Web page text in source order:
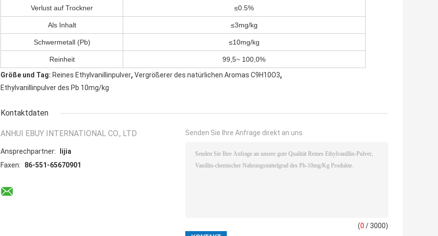
Verlust auf Trockner ≤0.5%
Als Inhalt ≤3mg/kg
Schwermetall (Pb) ≤10mg/kg
Reinheit
99,5~ 100,0%
Größe und Tag: Reines Ethylvanillinpulver, Vergrößerer des natürlichen Aromas C9H10O3,
Ethylvanillinpulver des Pb 10mg/kg
Kontaktdaten
ANHUI EBUY INTERNATIONAL CO., LTD
Ansprechpartner:
lijia
Faxen:
86-551-65670901
Senden Sie Ihre Anfrage direkt an uns
(0 / 3000)